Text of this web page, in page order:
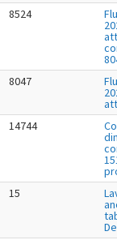
8524
8047
14744
15